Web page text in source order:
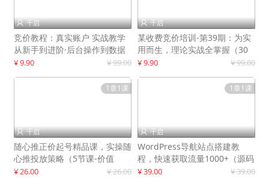
 千启
竞价教程：真实账户 实战教学
从新手到进阶·后台操作到数据
优化
¥ 9.90 ¥ 99.00
 千启
某收费竞价培训-第39期：为实
用而生，理论实战全掌握（30
节课）
¥ 9.90 ¥ 99.00
1章1课
 千启
随心推正价起号精品课，实操随
心推投放策略（5节课-价值
298）
¥ 26.00 ¥ 26.00
1章1课
 千启
WordPress导航站点搭建教
程，快速获取流量1000+（源码
+教程）
¥ 39.00 ¥ 39.00